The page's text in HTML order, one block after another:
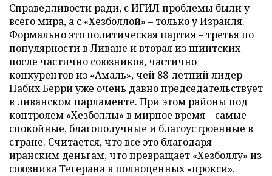
Справедливости ради, с ИГИЛ проблемы были у
всего мира, а с «Хезболлой» – только у Израиля.
Формально это политическая партия – третья по
популярности в Ливане и вторая из шиитских
после частично союзников, частично
конкурентов из «Амаль», чей 88-летний лидер
Набих Берри уже очень давно председательствует
в ливанском парламенте. При этом районы под
контролем «Хезболлы» в мирное время – самые
спокойные, благополучные и благоустроенные в
стране. Считается, что все это благодаря
иранским деньгам, что превращает «Хезболлу» из
союзника Тегерана в полноценных «прокси».